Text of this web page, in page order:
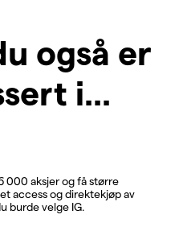
også er
i...
000 aksjer og få større
access og direktekjøp av
burde velge IG.